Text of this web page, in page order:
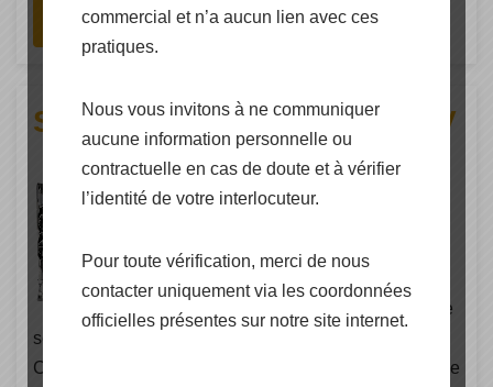
Lire La Suite
Station de pompage en 220V
Cap Energie officiellement
gestion de l’eau en site isolé offre
les composants permettant la
conception de Station de pompage
secondée par une installation solaire autonome.
Cap Energie propose une gamme de pompes destinée
commercial et n’a aucun lien avec ces
pratiques.
Nous vous invitons à ne communiquer
aucune information personnelle ou
contractuelle en cas de doute et à vérifier
l’identité de votre interlocuteur.
Pour toute vérification, merci de nous
contacter uniquement via les coordonnées
officielles présentes sur notre site internet.